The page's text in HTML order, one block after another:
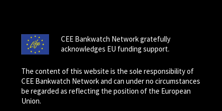
CEE Bankwatch Network gratefully
acknowledges EU funding support.
The content of this website is the sole responsibility of
CEE Bankwatch Network and can under no circumstances
be regarded as reflecting the position of the European
Union.